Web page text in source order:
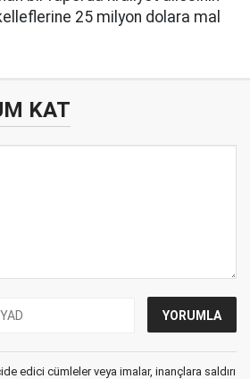
25 milyon dolara mal
KAT
edici cümleler veya imalar, inançlara saldırı